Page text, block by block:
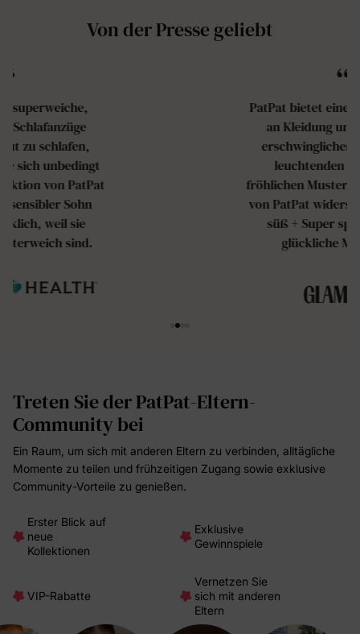
Von der Presse geliebt
PatPat bietet eine große Auswahl
fröhlichen Mustern, die das Motto
von PatPat widerspiegeln: "Super
Treten Sie der PatPat-Eltern-
Community bei
Ein Raum, um sich mit anderen Eltern zu verbinden, alltägliche
Momente zu teilen und frühzeitigen Zugang sowie exklusive
Community-Vorteile zu genießen.
Erster Blick auf
neue
Kollektionen
Exklusive
Gewinnspiele
VIP-Rabatte
Vernetzen Sie
sich mit anderen
Eltern